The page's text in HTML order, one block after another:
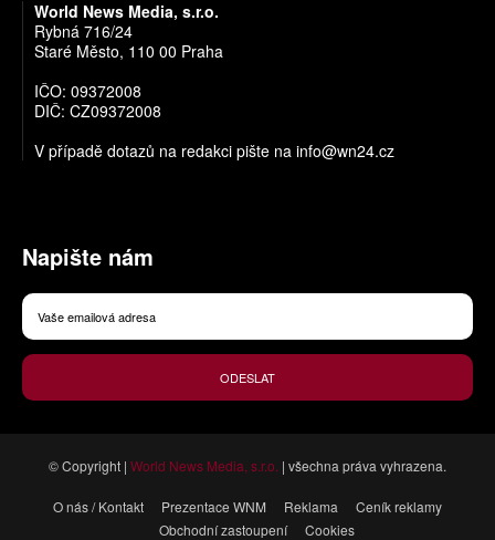
World News Media, s.r.o.
Rybná 716/24
Staré Město, 110 00 Praha
IČO: 09372008
DIČ: CZ09372008
V případě dotazů na redakci pište na info@wn24.cz
Napište nám
ODESLAT
© Copyright | World News Media, s.r.o. | všechna práva vyhrazena.
O nás / Kontakt Prezentace WNM Reklama
Ceník reklamy
Obchodní zastoupení
Cookies